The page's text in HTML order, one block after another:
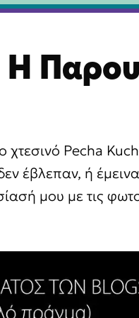
χτεσινό Pecha
έβλεπαν, ή
μου με τις